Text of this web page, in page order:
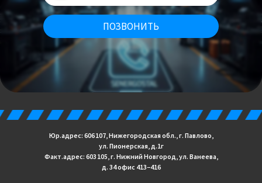
ПОЗВОНИТЬ
Юр.адрес: 606 107, Нижегородская обл., г. Павлово,
ул. Пионерская, д.1г
Факт.адрес: 603 105, г. Нижний Новгород, ул. Ванеева,
д. 34 офис 413−416